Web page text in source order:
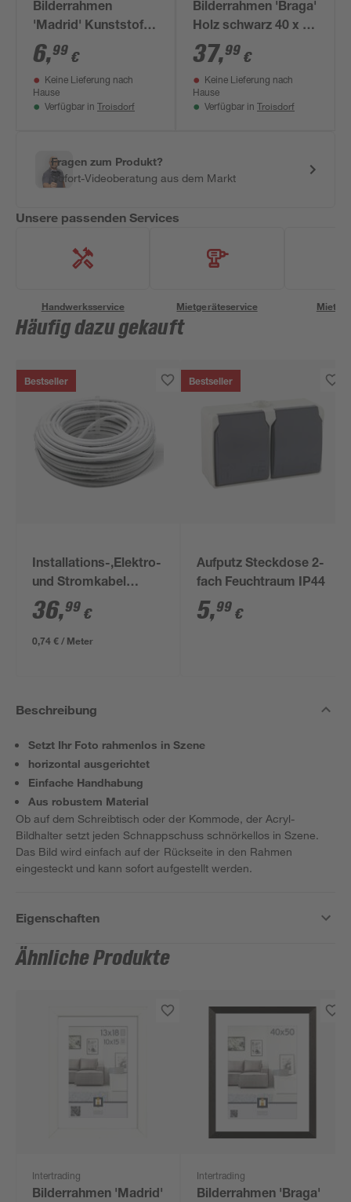
Bilderrahmen
'Madrid' Kunststoff
weiß 13 x 18 cm
6,99 €
Keine Lieferung nach
Hause
Verfügbar in Troisdorf
Bilderrahmen 'Braga'
Holz schwarz 40 x 50
cm
37,99 €
Keine Lieferung nach
Hause
Verfügbar in Troisdorf
Fragen zum Produkt?
Sofort-Videoberatung aus dem Markt
Unsere passenden Services
Handwerksservice Mietgeräteservice
Häufig dazu gekauft
Bestseller
Installations-,Elektro-
und Stromkabel
NYM-J 3x1,5mm² 50
m
36,99 €
0,74 € / Meter
Bestseller
Aufputz Steckdose 2-
fach Feuchtraum IP44
5,99 €
Beschreibung
Setzt Ihr Foto rahmenlos in Szene
horizontal ausgerichtet
Einfache Handhabung
Aus robustem Material
Ob auf dem Schreibtisch oder der Kommode, der Acryl-
Bildhalter setzt jeden Schnappschuss schnörkellos in Szene.
Das Bild wird einfach auf der Rückseite in den Rahmen
eingesteckt und kann sofort aufgestellt werden.
Eigenschaften
Ähnliche Produkte
Intertrading
Bilderrahmen 'Madrid'
Intertrading
Bilderrahmen 'Braga'